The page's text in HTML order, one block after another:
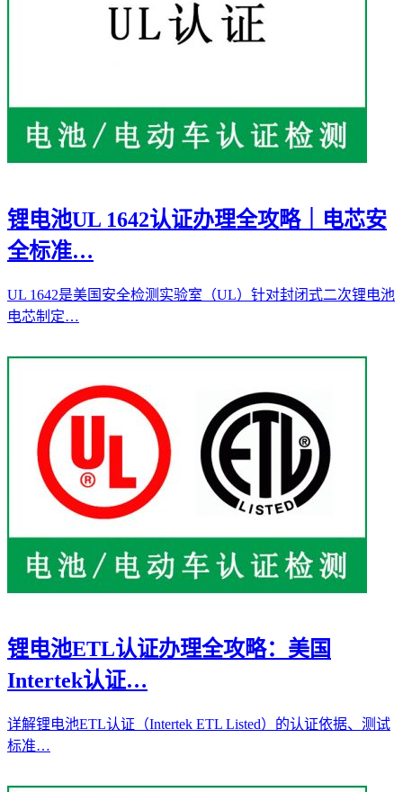
锂电池UL 1642认证办理全攻略｜电芯安
全标准…
UL 1642是美国安全检测实验室（UL）针对封闭式二次锂电池
电芯制定…
锂电池ETL认证办理全攻略：美国
Intertek认证…
详解锂电池ETL认证（Intertek ETL Listed）的认证依据、测试
标准…